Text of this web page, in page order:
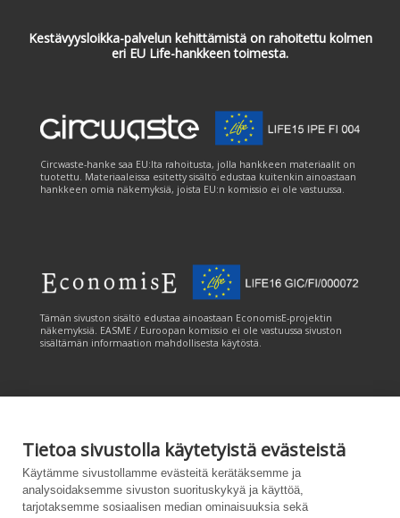
Tietoa sivustolla käytetyistä evästeistä
Käytämme sivustollamme evästeitä kerätäksemme ja
analysoidaksemme sivuston suorituskykyä ja käyttöä,
tarjotaksemme sosiaalisen median ominaisuuksia sekä
Kestävyysloikka-palvelun kehittämistä on rahoitettu kolmen
eri EU Life-hankkeen toimesta.
Circwaste-hanke saa EU:lta rahoitusta, jolla hankkeen materiaalit on
tuotettu. Materiaaleissa esitetty sisältö edustaa kuitenkin ainoastaan
hankkeen omia näkemyksiä, joista EU:n komissio ei ole vastuussa.
Tämän sivuston sisältö edustaa ainoastaan EconomisE-projektin
näkemyksiä. EASME / Euroopan komissio ei ole vastuussa sivuston
sisältämän informaation mahdollisesta käytöstä.
Tämän sivuston tuottamiseen on saatu rahoitusta Euroopan unionin
LIFE-ohjelmasta. Tämän sivuston sisältö edustaa ainoastaan
CANEMURE-hankkeen näkemyksiä ja EASME/EU:n komissio ei ole
vastuussa sivuston sisältämän informaation mahdollisesta käytöstä.